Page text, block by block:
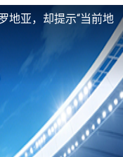
地亚，却提示“当前地